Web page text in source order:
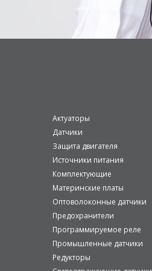
Актуаторы
Датчики
Защита двигателя
Источники питания
Комплектующие
Материнские платы
Оптоволоконные датчики
Предохранители
Программируемое реле
Промышленные датчики
Редукторы